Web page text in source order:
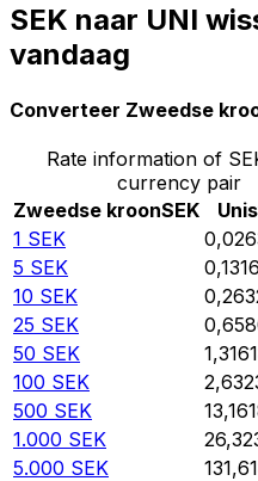
SEK naar UNI
vandaag
Converteer Zweedse
Rate information of
currency pair
Zweedse kroonSEK
1 SEK
5 SEK
10 SEK
25 SEK
50 SEK
100 SEK
500 SEK
1.000 SEK
5.000 SEK